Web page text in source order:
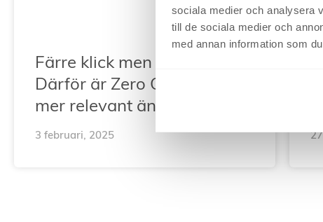
sociala medier och analysera
till de sociala medier och
med annan information som
Färre klick men fler kunder?
Därför är Zero Click Content
mer relevant än någonsin
3 februari, 2025